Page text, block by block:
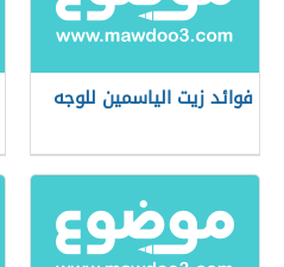
فوائد زيت الياسمين للوجه